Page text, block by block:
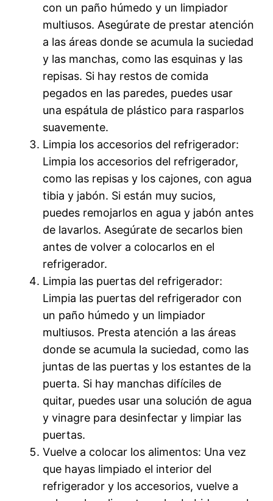
con un paño húmedo y un limpiador
multiusos. Asegúrate de prestar atención
a las áreas donde se acumula la suciedad
y las manchas, como las esquinas y las
repisas. Si hay restos de comida
pegados en las paredes, puedes usar
una espátula de plástico para rasparlos
suavemente.
Limpia los accesorios del refrigerador:
Limpia los accesorios del refrigerador,
como las repisas y los cajones, con agua
tibia y jabón. Si están muy sucios,
puedes remojarlos en agua y jabón antes
de lavarlos. Asegúrate de secarlos bien
antes de volver a colocarlos en el
refrigerador.
Limpia las puertas del refrigerador:
Limpia las puertas del refrigerador con
un paño húmedo y un limpiador
multiusos. Presta atención a las áreas
donde se acumula la suciedad, como las
juntas de las puertas y los estantes de la
puerta. Si hay manchas difíciles de
quitar, puedes usar una solución de agua
y vinagre para desinfectar y limpiar las
puertas.
Vuelve a colocar los alimentos: Una vez
que hayas limpiado el interior del
refrigerador y los accesorios, vuelve a